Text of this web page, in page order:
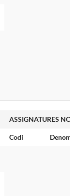
ASSIGNATURES
Codi